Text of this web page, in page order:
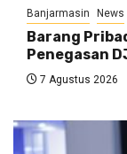
Banjarmasin News
Barang
Penegasan
7 Agustus 2026